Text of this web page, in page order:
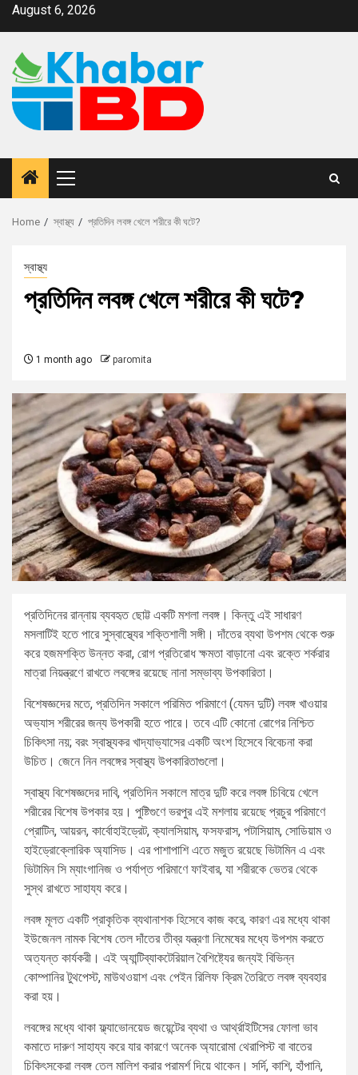
August 6, 2026
Home স্বাস্থ্য প্রতিদিন লবঙ্গ খেলে শরীরে কী ঘটে?
স্বাস্থ্য
প্রতিদিন লবঙ্গ খেলে শরীরে কী ঘটে?
1 month ago paromita
প্রতিদিনের রান্নায় ব্যবহৃত ছোট্ট একটি মশলা লবঙ্গ। কিন্তু এই সাধারণ
মসলাটিই হতে পারে সুস্বাস্থ্যের শক্তিশালী সঙ্গী। দাঁতের ব্যথা উপশম থেকে শুরু
করে হজমশক্তি উন্নত করা, রোগ প্রতিরোধ ক্ষমতা বাড়ানো এবং রক্তে শর্করার
মাত্রা নিয়ন্ত্রণে রাখতে লবঙ্গের রয়েছে নানা সম্ভাব্য উপকারিতা।
বিশেষজ্ঞদের মতে, প্রতিদিন সকালে পরিমিত পরিমাণে (যেমন দুটি) লবঙ্গ খাওয়ার
অভ্যাস শরীরের জন্য উপকারী হতে পারে। তবে এটি কোনো রোগের নিশ্চিত
চিকিৎসা নয়; বরং স্বাস্থ্যকর খাদ্যাভ্যাসের একটি অংশ হিসেবে বিবেচনা করা
উচিত। জেনে নিন লবঙ্গের স্বাস্থ্য উপকারিতাগুলো।
স্বাস্থ্য বিশেষজ্ঞদের দাবি, প্রতিদিন সকালে মাত্র দুটি করে লবঙ্গ চিবিয়ে খেলে
শরীরের বিশেষ উপকার হয়। পুষ্টিগুণে ভরপুর এই মশলায় রয়েছে প্রচুর পরিমাণে
প্রোটিন, আয়রন, কার্বোহাইড্রেট, ক্যালসিয়াম, ফসফরাস, পটাসিয়াম, সোডিয়াম ও
হাইড্রোক্লোরিক অ্যাসিড। এর পাশাপাশি এতে মজুত রয়েছে ভিটামিন এ এবং
ভিটামিন সি ম্যাংগানিজ ও পর্যাপ্ত পরিমাণে ফাইবার, যা শরীরকে ভেতর থেকে
সুস্থ রাখতে সাহায্য করে।
লবঙ্গ মূলত একটি প্রাকৃতিক ব্যথানাশক হিসেবে কাজ করে, কারণ এর মধ্যে থাকা
ইউজেনল নামক বিশেষ তেল দাঁতের তীব্র যন্ত্রণা নিমেষের মধ্যে উপশম করতে
অত্যন্ত কার্যকরী। এই অ্যান্টিব্যাকটেরিয়াল বৈশিষ্ট্যের জন্যই বিভিন্ন
কোম্পানির টুথপেস্ট, মাউথওয়াশ এবং পেইন রিলিফ ক্রিম তৈরিতে লবঙ্গ ব্যবহার
করা হয়।
লবঙ্গের মধ্যে থাকা ফ্ল্যাভোনয়েড জয়েন্টের ব্যথা ও আর্থ্রাইটিসের ফোলা ভাব
কমাতে দারুণ সাহায্য করে যার কারণে অনেক অ্যারোমা থেরাপিস্ট বা বাতের
চিকিৎসকেরা লবঙ্গ তেল মালিশ করার পরামর্শ দিয়ে থাকেন। সর্দি, কাশি, হাঁপানি,